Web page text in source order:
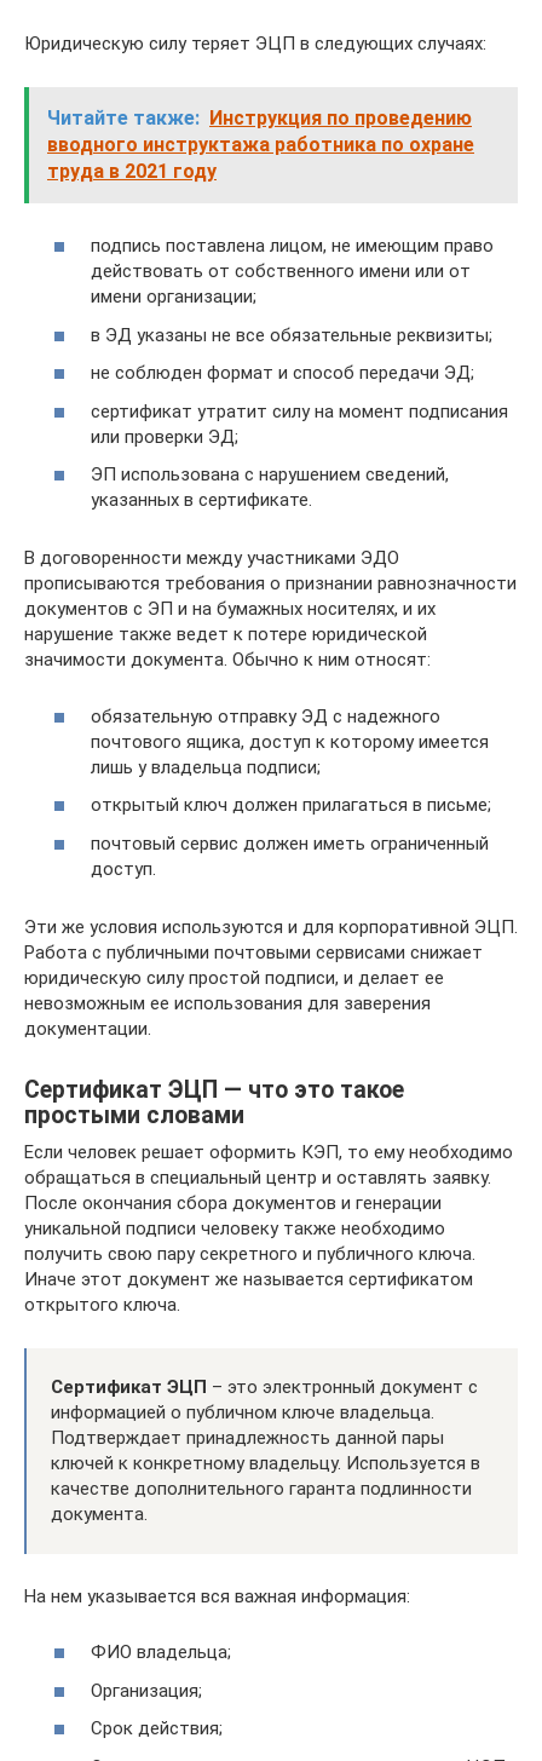
Юридическую силу теряет ЭЦП в следующих случаях:
Читайте также: Инструкция по проведению
вводного инструктажа работника по охране
труда в 2021 году
подпись поставлена лицом, не имеющим право
действовать от собственного имени или от
имени организации;
в ЭД указаны не все обязательные реквизиты;
не соблюден формат и способ передачи ЭД;
сертификат утратит силу на момент подписания
или проверки ЭД;
ЭП использована с нарушением сведений,
указанных в сертификате.
В договоренности между участниками ЭДО
прописываются требования о признании равнозначности
документов с ЭП и на бумажных носителях, и их
нарушение также ведет к потере юридической
значимости документа. Обычно к ним относят:
обязательную отправку ЭД с надежного
почтового ящика, доступ к которому имеется
лишь у владельца подписи;
открытый ключ должен прилагаться в письме;
почтовый сервис должен иметь ограниченный
доступ.
Эти же условия используются и для корпоративной ЭЦП.
Работа с публичными почтовыми сервисами снижает
юридическую силу простой подписи, и делает ее
невозможным ее использования для заверения
документации.
Сертификат ЭЦП — что это такое
простыми словами
Если человек решает оформить КЭП, то ему необходимо
обращаться в специальный центр и оставлять заявку.
После окончания сбора документов и генерации
уникальной подписи человеку также необходимо
получить свою пару секретного и публичного ключа.
Иначе этот документ же называется сертификатом
открытого ключа.
Сертификат ЭЦП – это электронный документ с
информацией о публичном ключе владельца.
Подтверждает принадлежность данной пары
ключей к конкретному владельцу. Используется в
качестве дополнительного гаранта подлинности
документа.
На нем указывается вся важная информация:
ФИО владельца;
Организация;
Срок действия;